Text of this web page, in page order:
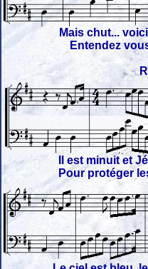
Mais chut...
Entendez
Il est minuit et
Pour protéger